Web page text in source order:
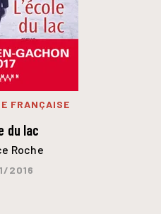
FRANÇAISE
du lac
Roche
2016